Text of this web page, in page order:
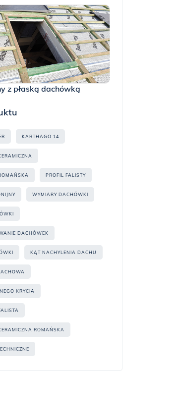
z płaską dachówką
KARTHAGO 14
PROFIL FALISTY
WYMIARY DACHÓWKI
DACHÓWEK
KĄT NACHYLENIA DACHU
KRYCIA
ROMAŃSKA